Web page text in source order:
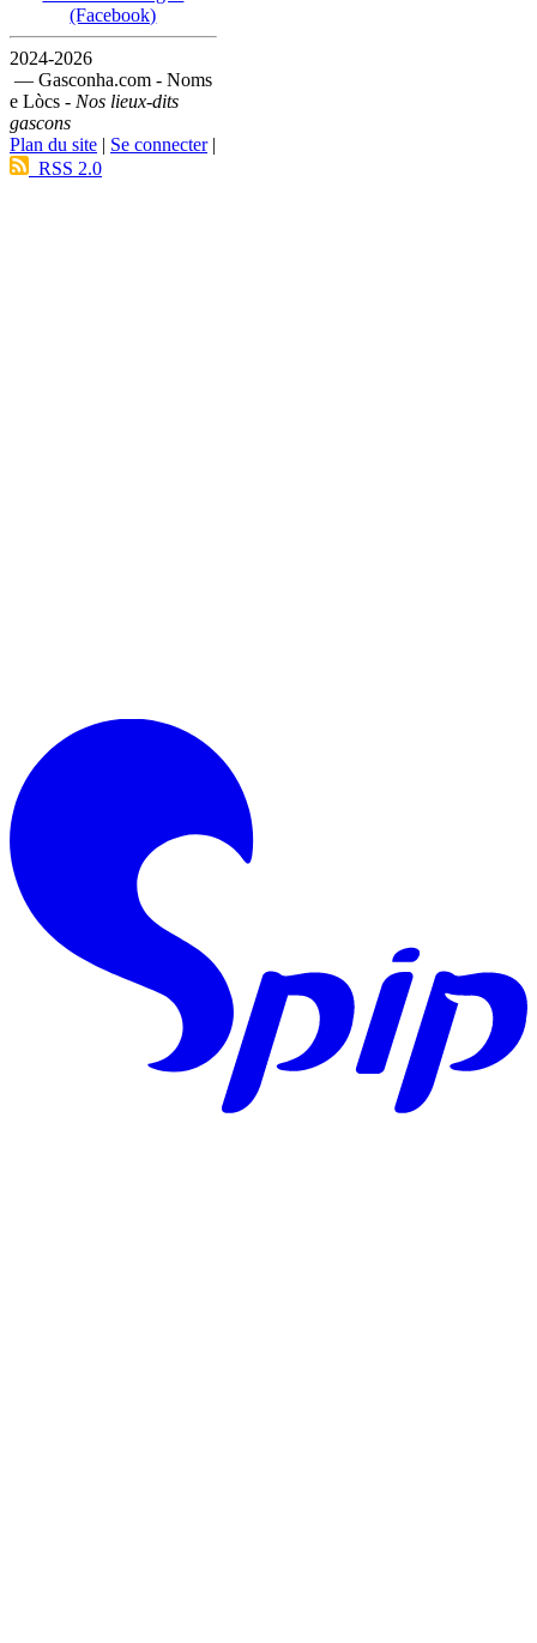
(Facebook)
2024-2026
— Gasconha.com - Noms
e Lòcs - Nos lieux-dits
gascons
Plan du site | Se connecter|
RSS 2.0